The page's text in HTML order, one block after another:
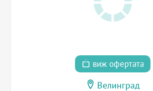
виж офертата
Велинград